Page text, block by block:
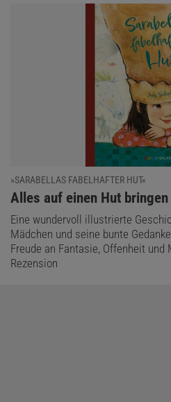
»SARABELLAS FABELHAFTER HUT«
:
Alles auf einen Hut bringen
Eine wundervoll illustrierte
Mädchen und seine bunte
Freude an Fantasie, Offenheit und
Rezension